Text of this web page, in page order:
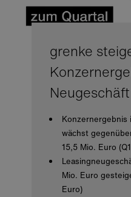
grenke
Konzernergebnis
wächst
15,5 Mio. Euro
Mio. Euro
Euro)